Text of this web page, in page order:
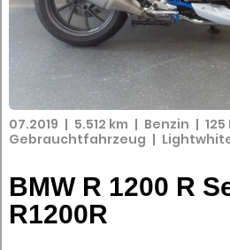
07.2019 | 5.512 km | Benzin | 125
Gebrauchtfahrzeug |
BMW R 1200 R
R1200R